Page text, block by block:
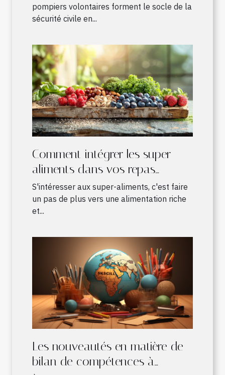
pompiers volontaires forment le socle de la
sécurité civile en...
Comment intégrer les super-
aliments dans vos repas
quotidiens
S'intéresser aux super-aliments, c'est faire
un pas de plus vers une alimentation riche
et...
Les nouveautés en matière de
bilan de compétences à